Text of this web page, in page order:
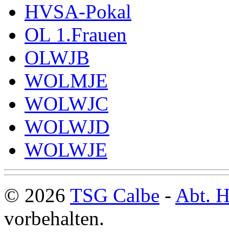
HVSA-Pokal
OL 1.Frauen
OLWJB
WOLMJE
WOLWJC
WOLWJD
WOLWJE
© 2026 TSG Calbe - Abt.
vorbehalten.